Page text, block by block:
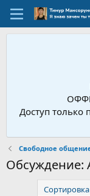
Доступ только
Свободное
Обсуждение: